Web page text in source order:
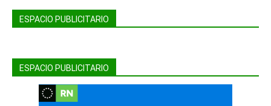
ESPACIO PUBLICITARIO
ESPACIO PUBLICITARIO